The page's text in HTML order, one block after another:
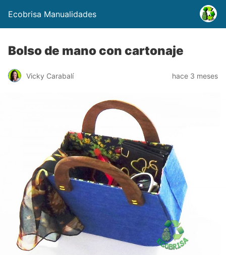
Ecobrisa Manualidades
Bolso de mano con cartonaje
Vicky Carabalí hace 3 meses